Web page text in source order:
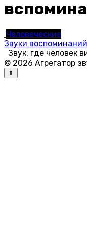
Человеческие
Звуки
Звук, где человек
© 2026 Агрегатор